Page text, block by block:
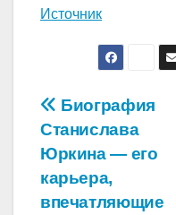
Источник
Навигация
по
записям
Биография
Станислава
Юркина — его
карьера,
впечатляющие